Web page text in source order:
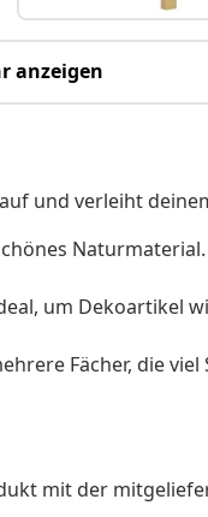
anzeigen
und verleiht
um Dekoartikel
Fächer, die
mit der